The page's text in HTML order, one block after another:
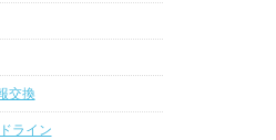
交換
ライン